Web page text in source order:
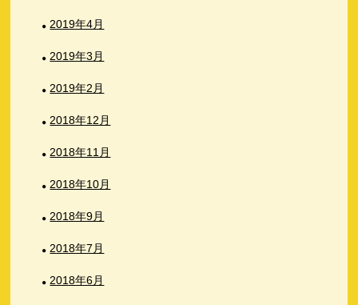
2019年4月
2019年3月
2019年2月
2018年12月
2018年11月
2018年10月
2018年9月
2018年7月
2018年6月